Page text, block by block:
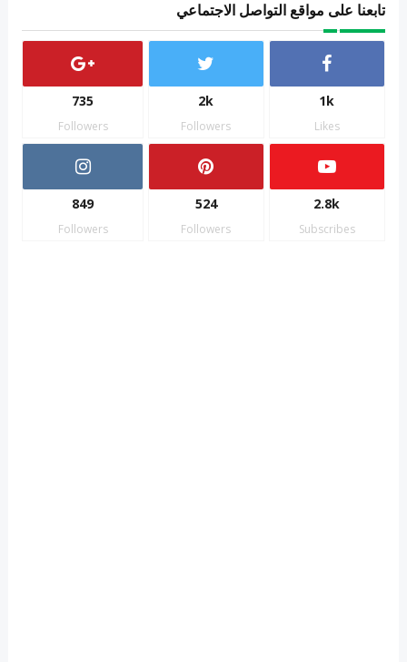
تابعنا على مواقع التواصل الاجتماعي
1k
Likes
2k
Followers
735
Followers
2.8k
Subscribes
524
Followers
849
Followers